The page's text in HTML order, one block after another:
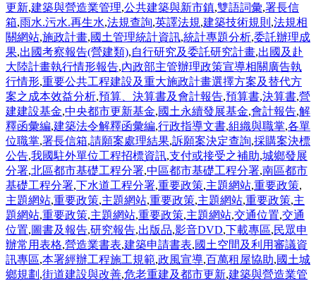
更新,建築與營造業管理,公共建築與新市鎮,雙語詞彙,署長信
箱,雨水.污水.再生水,法規查詢,英譯法規,建築技術規則 ,法規相
關網站,施政計畫,國土管理統計資訊,統計專題分析,委託辦理成
果,出國考察報告(營建類),自行研究及委託研究計畫,出國及赴
大陸計畫執行情形報告,內政部主管辦理政策宣導相關廣告執
行情形,重要公共工程建設及重大施政計畫選擇方案及替代方
案之成本效益分析,預算、決算書及會計報告,預算書,決算書,營
建建設基金,中央都市更新基金,國土永續發展基金,會計報告,解
釋函彙編,建築法令解釋函彙編,行政指導文書,組織與職掌,各單
位職掌,署長信箱,請願案處理結果,訴願案決定查詢,採購案決標
公告,我國駐外單位工程招標資訊,支付或接受之補助,城鄉發展
分署,北區都市基礎工程分署,中區都市基礎工程分署,南區都市
基礎工程分署,下水道工程分署,重要政策,主題網站,重要政策,
主題網站,重要政策,主題網站,重要政策,主題網站,重要政策,主
題網站,重要政策,主題網站,重要政策,主題網站,交通位置,交通
位置,圖書及報告,研究報告,出版品,影音DVD,下載專區,民眾申
辦常用表格,營造業書表,建築申請書表,國土空間及利用審議資
訊專區,本署經辦工程施工規範,政風宣導,百萬租屋協助,國土城
鄉規劃 ,街道建設與改善,危老重建及都市更新,建築與營造業管